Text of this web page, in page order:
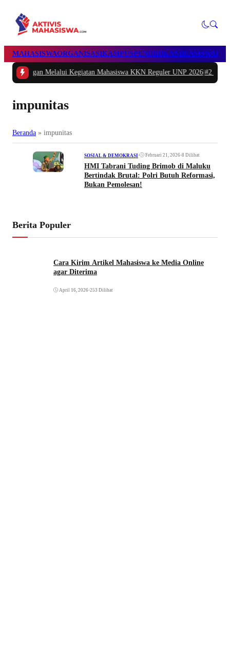
MAHASISWAORGANISASIKAMPUSPENDIDIKANBEASISWA
Melalui Kegiatan Mahasiswa KKN Reguler UNP 2026|#2 -Peduli Generasi
impunitas
Beranda » impunitas
SOSIAL & DEMOKRASI • Februari 21, 2026•8 Dilihat
HMI Tabrani Tuding Brimob di Maluku
Bertindak Brutal: Polri Butuh Reformasi,
Bukan Pemolesan!
Berita Populer
Cara Kirim Artikel Mahasiswa ke Media Online
agar Diterima
April 16, 2026•253 Dilihat